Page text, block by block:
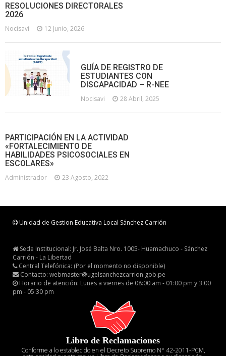
RESOLUCIONES DIRECTORALES
2026
Nocisavi 12 Junio, 2026
GUÍA DE REGISTRO DE
ESTUDIANTES CON
DISCAPACIDAD – R-NEE
Nocisavi 28 Abril, 2025
PARTICIPACIÓN EN LA ACTIVIDAD
«FORTALECIMIENTO DE
HABILIDADES PSICOSOCIALES EN
ESCOLARES»
Administrador 23 Agosto, 2022
Unidad de Gestion Educativa Local Sánchez Carrión
Sede Institucional: Jr. José Balta Nro. 1005- Huamachuco - Sánchez
Carrión - La Libertad
Central Telefónica: (Por el momento no disponible)
Contacto: webmaster@ugelsanchezcarrion.gob.pe
Horario de atención: Lunes a viernes de 08:00 am - 01:00 pm y 3:00
pm - 05:30 pm
Libro de Reclamaciones
Conforme a lo establecido en el Decreto Supremo N° 42-2011-PCM,